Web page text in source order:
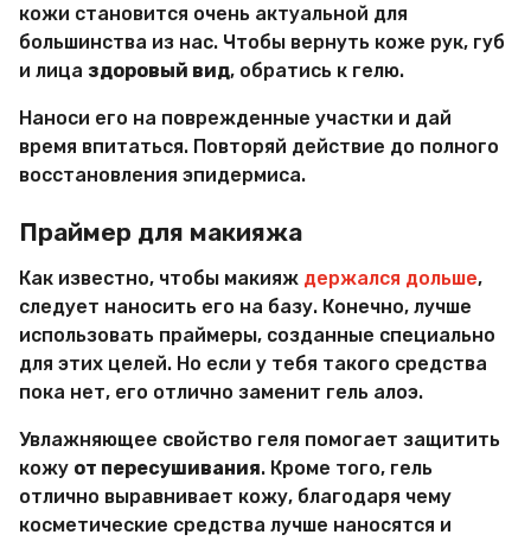
кожи становится очень актуальной для
большинства из нас. Чтобы вернуть коже рук, губ
и лица здоровый вид, обратись к гелю.
Наноси его на поврежденные участки и дай
время впитаться. Повторяй действие до полного
восстановления эпидермиса.
Праймер для макияжа
Как известно, чтобы макияж держался дольше,
следует наносить его на базу. Конечно, лучше
использовать праймеры, созданные специально
для этих целей. Но если у тебя такого средства
пока нет, его отлично заменит гель алоэ.
Увлажняющее свойство геля помогает защитить
кожу от пересушивания. Кроме того, гель
отлично выравнивает кожу, благодаря чему
косметические средства лучше наносятся и